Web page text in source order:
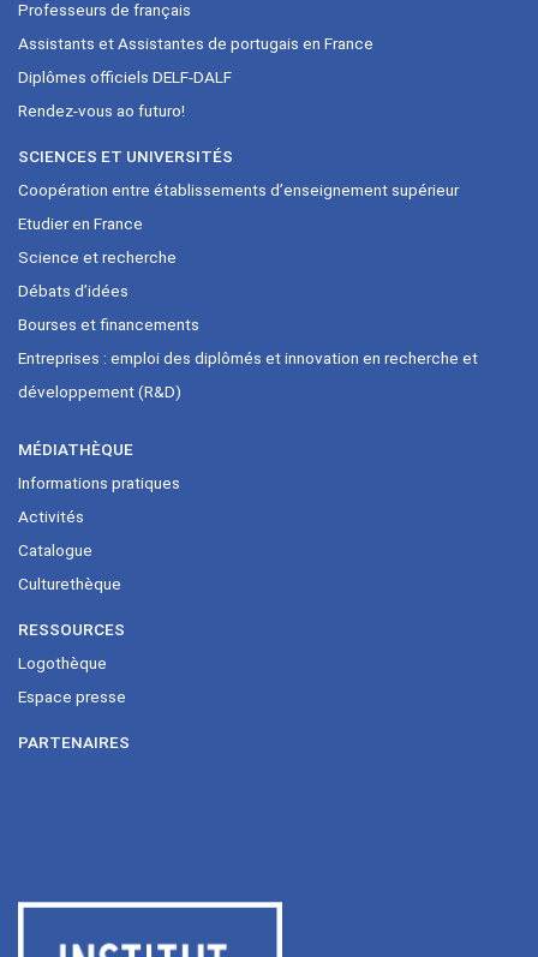
Professeurs de français
Assistants et Assistantes de portugais en France
Diplômes officiels DELF-DALF
Rendez-vous ao futuro!
SCIENCES ET UNIVERSITÉS
Coopération entre établissements d’enseignement supérieur
Etudier en France
Science et recherche
Débats d’idées
Bourses et financements
Entreprises : emploi des diplômés et innovation en recherche et
développement (R&D)
MÉDIATHÈQUE
Informations pratiques
Activités
Catalogue
Culturethèque
RESSOURCES
Logothèque
Espace presse
PARTENAIRES